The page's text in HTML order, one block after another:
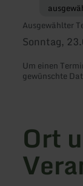
Ausgewählter
Sonntag,
Um einen
gewünschte
Ort